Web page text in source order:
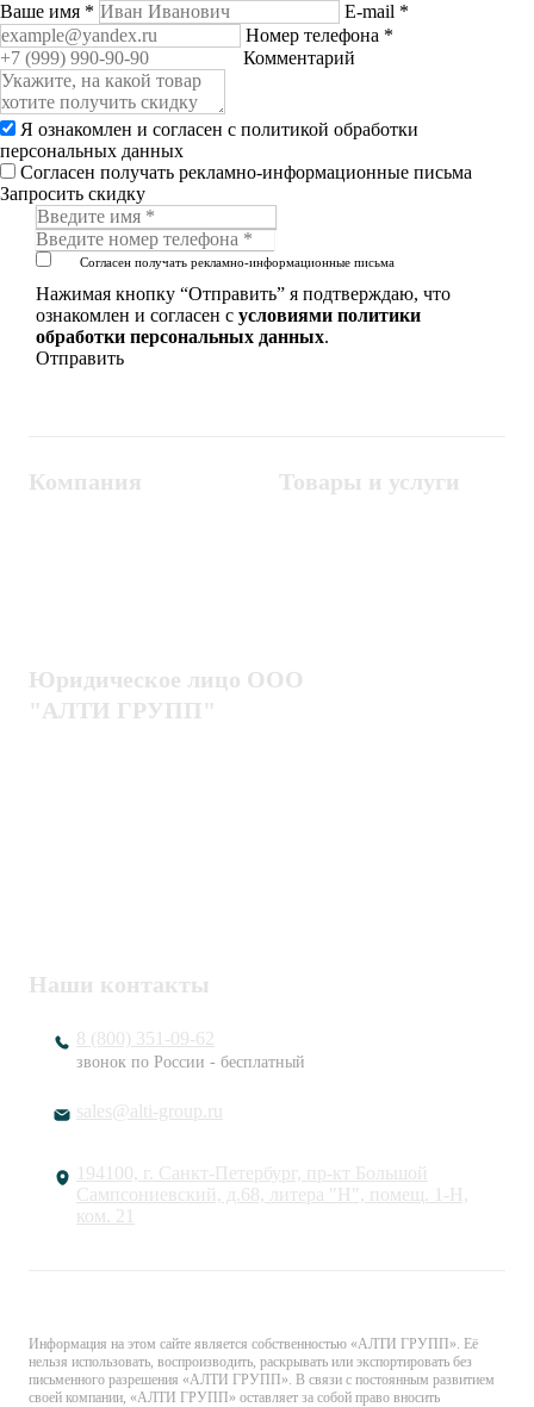
Ваше имя * E-mail *
Номер телефона *
Комментарий
Я ознакомлен и согласен с политикой обработки
персональных данных
Согласен получать рекламно-информационные письма
Запросить скидку
Согласен получать рекламно-информационные письма
Нажимая кнопку “Отправить” я подтверждаю, что
ознакомлен и согласен с условиями политики
обработки персональных данных.
Компания Товары и услуги
Юридическое лицо ООО
"АЛТИ ГРУПП"
Наши контакты
8 (800) 351-09-62
звонок по России - бесплатный
sales@alti-group.ru
194100, г. Санкт-Петербург, пр-кт Большой
Сампсониевский, д.68, литера "Н", помещ. 1-Н,
ком. 21
Информация на этом сайте является собственностью «АЛТИ ГРУПП». Её
нельзя использовать, воспроизводить, раскрывать или экспортировать без
письменного разрешения «АЛТИ ГРУПП». В связи с постоянным развитием
своей компании, «АЛТИ ГРУПП» оставляет за собой право вносить